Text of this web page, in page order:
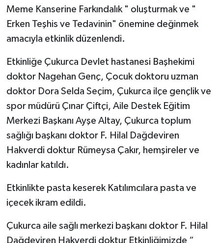
Meme Kanserine Farkındalık " oluşturmak ve "
Erken Teşhis ve Tedavinin" önemine değinmek
amacıyla etkinlik düzenlendi.
Etkinliğe Çukurca Devlet hastanesi Başhekimi
doktor Nagehan Genç, Çocuk doktoru uzman
doktor Dora Selda Seçim, Çukurca ilçe gençlik ve
spor müdürü Çınar Çiftçi, Aile Destek Eğitim
Merkezi Başkanı Ayşe Altay, Çukurca toplum
sağlığı başkanı doktor F. Hilal Dağdeviren
Hakverdi doktur Rümeysa Çakır, hemşireler ve
kadınlar katıldı.
Etkinlikte pasta keserek Katılımcılara pasta ve
içecek ikram edildi.
Çukurca aile sağlı merkezi başkanı doktor F. Hilal
Dağdeviren Hakverdi doktur Etkinliğimizde “